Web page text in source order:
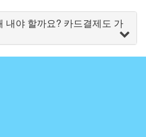
내야 할까요? 카드결제도 가